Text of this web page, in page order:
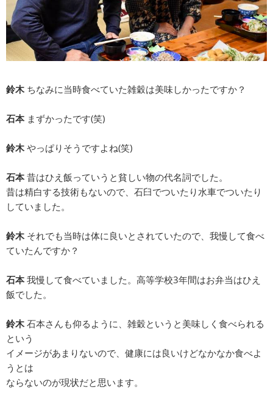
鈴木ちなみに当時食べていた雑穀は美味しかったですか？
石本まずかったです(笑)
鈴木やっぱりそうですよね(笑)
石本昔はひえ飯っていうと貧しい物の代名詞でした。
昔は精白する技術もないので、石臼でついたり水車でついたり
していました。
鈴木それでも当時は体に良いとされていたので、我慢して食べ
ていたんですか？
石本我慢して食べていました。高等学校3年間はお弁当はひえ
飯でした。
鈴木石本さんも仰るように、雑穀というと美味しく食べられる
という
イメージがあまりないので、健康には良いけどなかなか食べよ
うとは
ならないのが現状だと思います。